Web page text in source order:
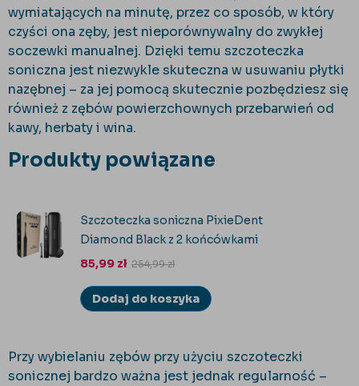
wymiatających na minutę, przez co sposób, w który
czyści ona zęby, jest nieporównywalny do zwykłej
soczewki manualnej. Dzięki temu szczoteczka
soniczna jest niezwykle skuteczna w usuwaniu płytki
nazębnej – za jej pomocą skutecznie pozbędziesz się
również z zębów powierzchownych przebarwień od
kawy, herbaty i wina.
Produkty powiązane
Szczoteczka soniczna PixieDent
Diamond Black z 2 końcówkami
85,99 zł 254,99zł
Dodaj do koszyka
Przy wybielaniu zębów przy użyciu szczoteczki
sonicznej bardzo ważna jest jednak regularność –